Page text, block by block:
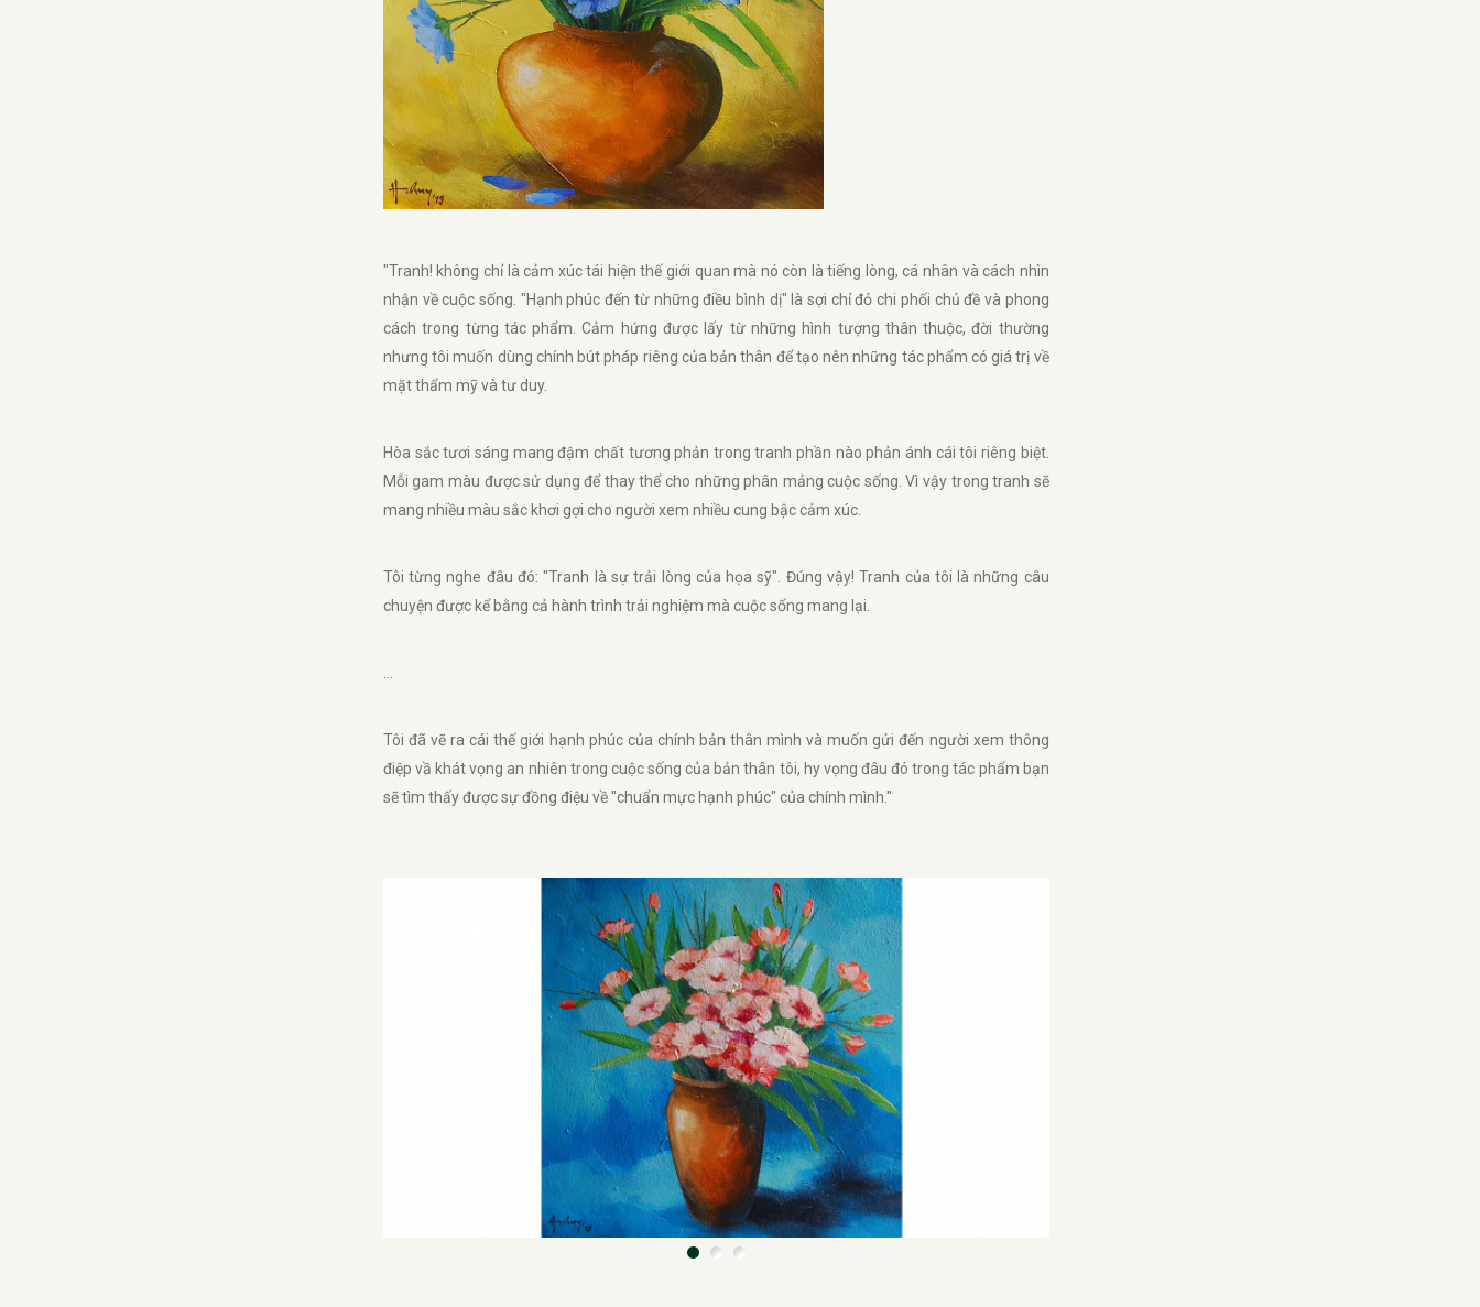
"Tranh! không chỉ là cảm xúc tái hiện thế giới quan mà nó còn là tiếng lòng, cá nhân và cách nhìn
nhận về cuộc sống. "Hạnh phúc đến từ những điều bình dị" là sợi chỉ đỏ chi phối chủ đề và phong
cách trong từng tác phẩm. Cảm hứng được lấy từ những hình tượng thân thuộc, đời thường
nhưng tôi muốn dùng chính bút pháp riêng của bản thân để tạo nên những tác phẩm có giá trị về
mặt thẩm mỹ và tư duy.
Hòa sắc tươi sáng mang đậm chất tương phản trong tranh phần nào phản ánh cái tôi riêng biệt.
Mỗi gam màu được sử dụng để thay thể cho những phân mảng cuộc sống. Vì vậy trong tranh sẽ
mang nhiều màu sắc khơi gợi cho người xem nhiều cung bậc cảm xúc.
Tôi từng nghe đâu đó: "Tranh là sự trải lòng của họa sỹ". Đúng vậy! Tranh của tôi là những câu
chuyện được kể bằng cả hành trình trải nghiệm mà cuộc sống mang lại.
...
Tôi đã vẽ ra cái thế giới hạnh phúc của chính bản thân mình và muốn gửi đến người xem thông
điệp vầ khát vọng an nhiên trong cuộc sống của bản thân tôi, hy vọng đâu đó trong tác phẩm bạn
sẽ tìm thấy được sự đồng điệu về "chuẩn mực hạnh phúc" của chính mình."